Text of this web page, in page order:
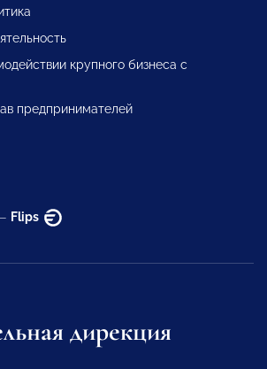
крупного бизнеса с
предпринимателей
Flips
дирекция